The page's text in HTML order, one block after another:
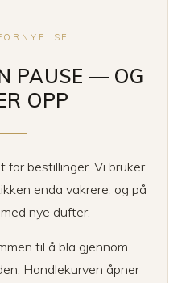
PAUSE — OG
OPP
for bestillinger. Vi bruker
enda vakrere, og på
nye dufter.
til å bla gjennom
Handlekurven åpner